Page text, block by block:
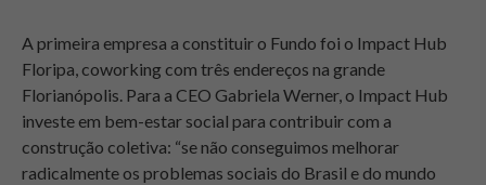
A primeira empresa a constituir o Fundo foi o Impact Hub
Floripa, coworking com três endereços na grande
Florianópolis. Para a CEO Gabriela Werner, o Impact Hub
investe em bem-estar social para contribuir com a
construção coletiva: “se não conseguimos melhorar
radicalmente os problemas sociais do Brasil e do mundo